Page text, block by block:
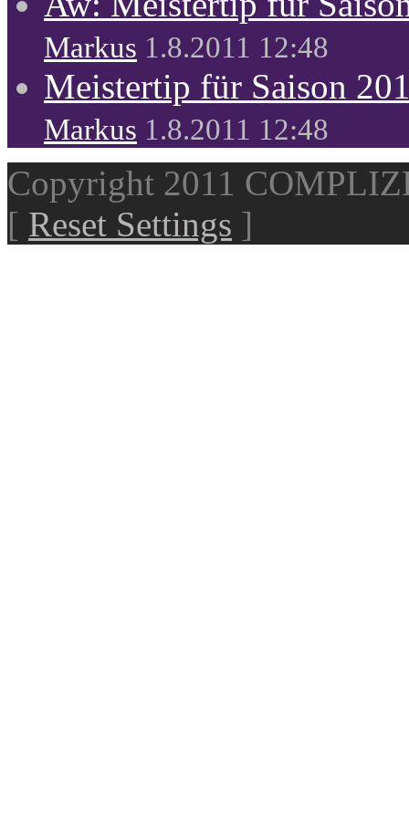
Markus 1.8.2011 12:48
Meistertip für Saison
Markus 1.8.2011 12:48
Copyright 2011
[ Reset Settings ]